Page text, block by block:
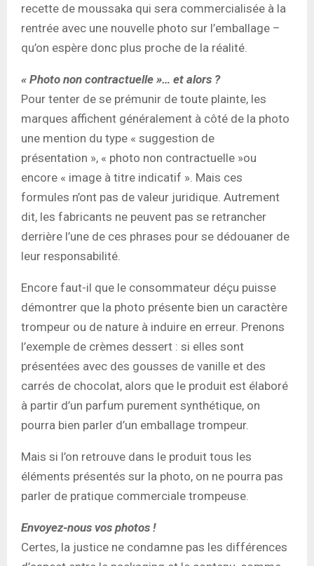
recette de moussaka qui sera commercialisée à la
rentrée avec une nouvelle photo sur l’emballage –
qu’on espère donc plus proche de la réalité.
« Photo non contractuelle »… et alors ?
Pour tenter de se prémunir de toute plainte, les
marques affichent généralement à côté de la photo
une mention du type « suggestion de
présentation », « photo non contractuelle »ou
encore « image à titre indicatif ». Mais ces
formules n’ont pas de valeur juridique. Autrement
dit, les fabricants ne peuvent pas se retrancher
derrière l’une de ces phrases pour se dédouaner de
leur responsabilité.
Encore faut-il que le consommateur déçu puisse
démontrer que la photo présente bien un caractère
trompeur ou de nature à induire en erreur. Prenons
l’exemple de crèmes dessert : si elles sont
présentées avec des gousses de vanille et des
carrés de chocolat, alors que le produit est élaboré
à partir d’un parfum purement synthétique, on
pourra bien parler d’un emballage trompeur.
Mais si l’on retrouve dans le produit tous les
éléments présentés sur la photo, on ne pourra pas
parler de pratique commerciale trompeuse.
Envoyez-nous vos photos !
Certes, la justice ne condamne pas les différences